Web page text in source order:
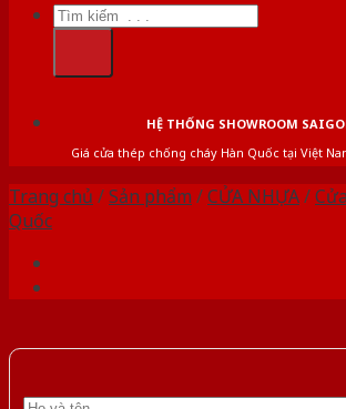
Tìm
kiếm:
HỆ THỐNG SHOWROOM
Giá cửa thép chống cháy Hàn Quốc tại Việt
Trang chủ /Sản phẩm /CỬA NHỰA/
Quốc